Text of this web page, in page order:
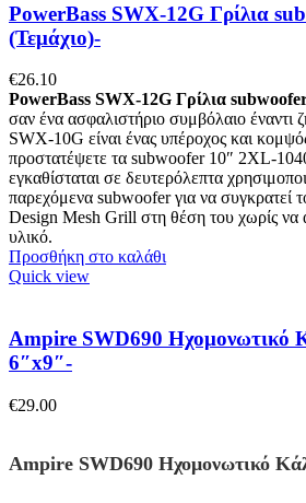
PowerBass SWX-12G Γρίλια
(Τεμάχιο)-
€26.10
PowerBass SWX-12G Γρίλια
σαν ένα ασφαλιστήριο συμβόλαιο έναντι
SWX-10G είναι ένας υπέροχος και
προστατέψετε τα subwoofer 10″ 2XL-
εγκαθίσταται σε δευτερόλεπτα
παρεχόμενα subwoofer για να συγκρατεί
Design Mesh Grill στη θέση του χωρίς να
υλικό.
Προσθήκη στο καλάθι
Quick view
Ampire SWD690 Ηχομονωτικό
6″x9″-
€29.00
Ampire SWD690 Ηχομονωτικό